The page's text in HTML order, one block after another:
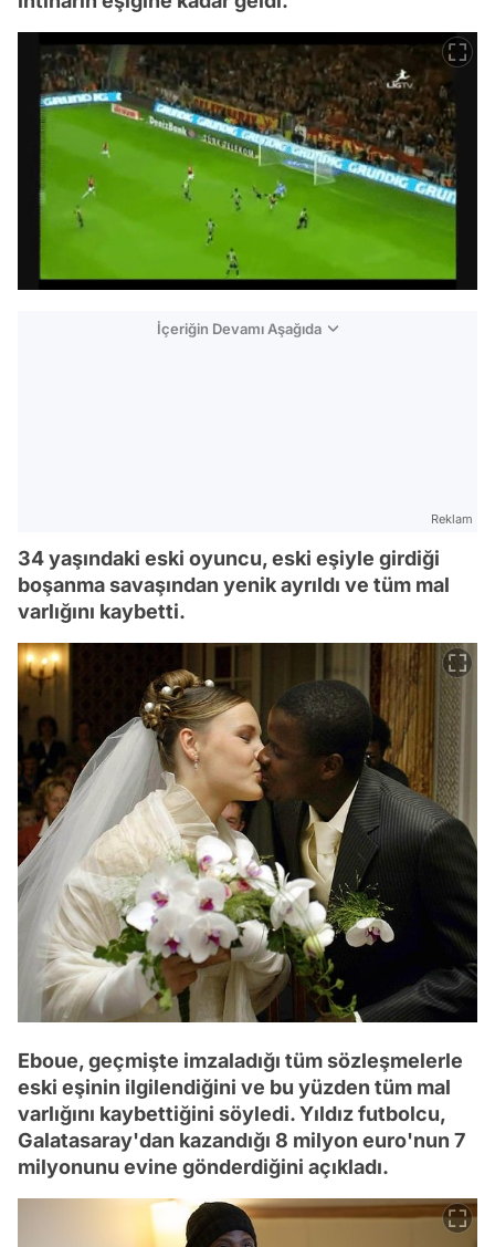
İçeriğin Devamı Aşağıda
Reklam
34 yaşındaki eski oyuncu, eski eşiyle girdiği
boşanma savaşından yenik ayrıldı ve tüm mal
varlığını kaybetti.
Eboue, geçmişte imzaladığı tüm sözleşmelerle
eski eşinin ilgilendiğini ve bu yüzden tüm mal
varlığını kaybettiğini söyledi. Yıldız futbolcu,
Galatasaray'dan kazandığı 8 milyon euro'nun 7
milyonunu evine gönderdiğini açıkladı.